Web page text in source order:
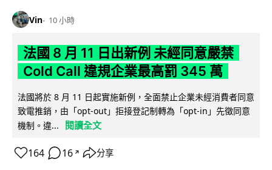
Vin 10 小時
法國 8 月 11 日出新例 未經同意嚴禁
Cold Call 違規企業最高罰 345 萬
法國將於 8 月 11 日起實施新例，全面禁止企業未經消費者同意
致電推銷，由「opt-out」拒接登記制轉為「opt-in」先徵同意
機制。違...
閱讀全文
164 16 ↗ 分享